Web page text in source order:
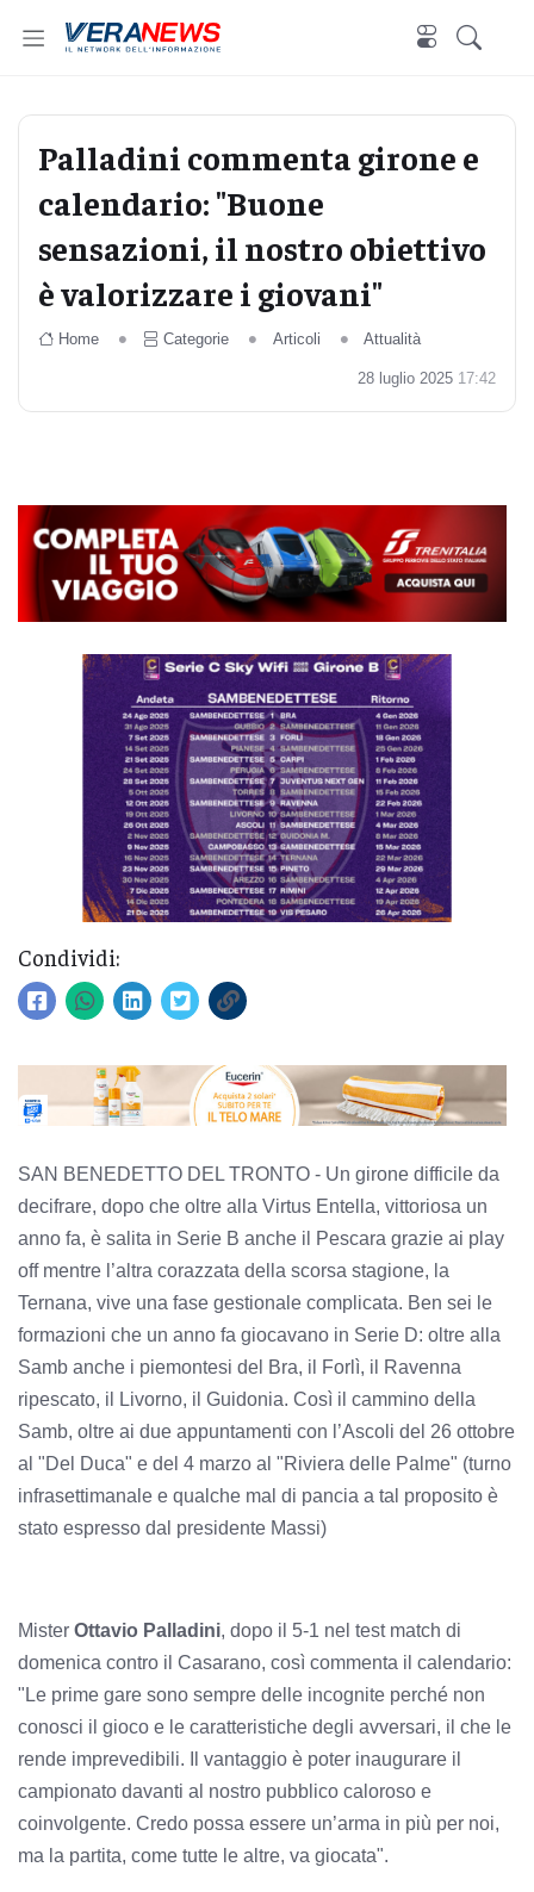
Palladini commenta girone e
calendario: "Buone
sensazioni, il nostro obiettivo
è valorizzare i giovani"
Home Categorie Articoli Attualità
28 luglio 2025 17:42
Condividi:
SAN BENEDETTO DEL TRONTO - Un girone difficile da
decifrare, dopo che oltre alla Virtus Entella, vittoriosa un
anno fa, è salita in Serie B anche il Pescara grazie ai play
off mentre l’altra corazzata della scorsa stagione, la
Ternana, vive una fase gestionale complicata. Ben sei le
formazioni che un anno fa giocavano in Serie D: oltre alla
Samb anche i piemontesi del Bra, il Forlì, il Ravenna
ripescato, il Livorno, il Guidonia. Così il cammino della
Samb, oltre ai due appuntamenti con l’Ascoli del 26 ottobre
al "Del Duca" e del 4 marzo al "Riviera delle Palme" (turno
infrasettimanale e qualche mal di pancia a tal proposito è
stato espresso dal presidente Massi)
Mister Ottavio Palladini, dopo il 5-1 nel test match di
domenica contro il Casarano, così commenta il calendario:
"Le prime gare sono sempre delle incognite perché non
conosci il gioco e le caratteristiche degli avversari, il che le
rende imprevedibili. Il vantaggio è poter inaugurare il
campionato davanti al nostro pubblico caloroso e
coinvolgente. Credo possa essere un’arma in più per noi,
ma la partita, come tutte le altre, va giocata".